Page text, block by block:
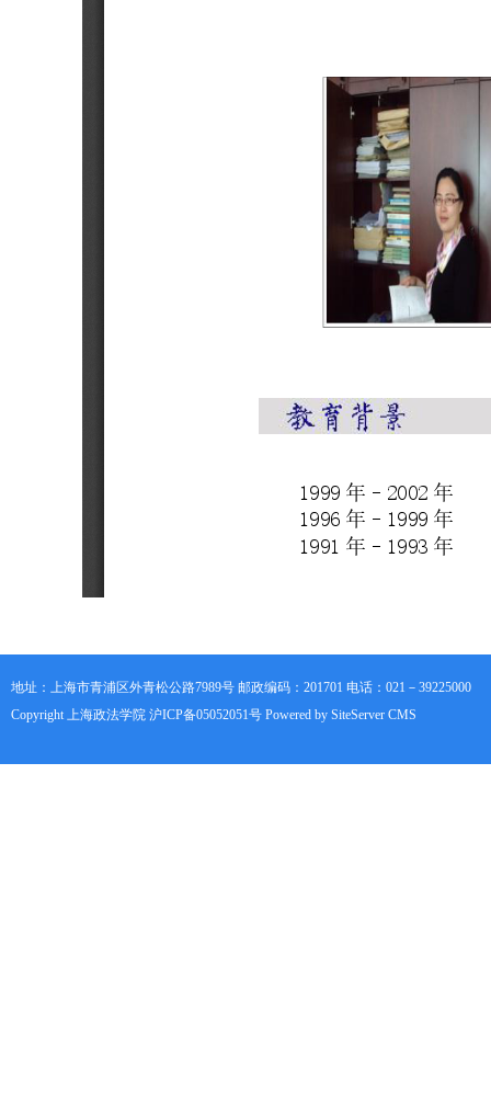
地址：上海市青浦区外青松公路7989号 邮政编码：201701 电话：021－39225000
Copyright 上海政法学院 沪ICP备05052051号 Powered by SiteServer CMS